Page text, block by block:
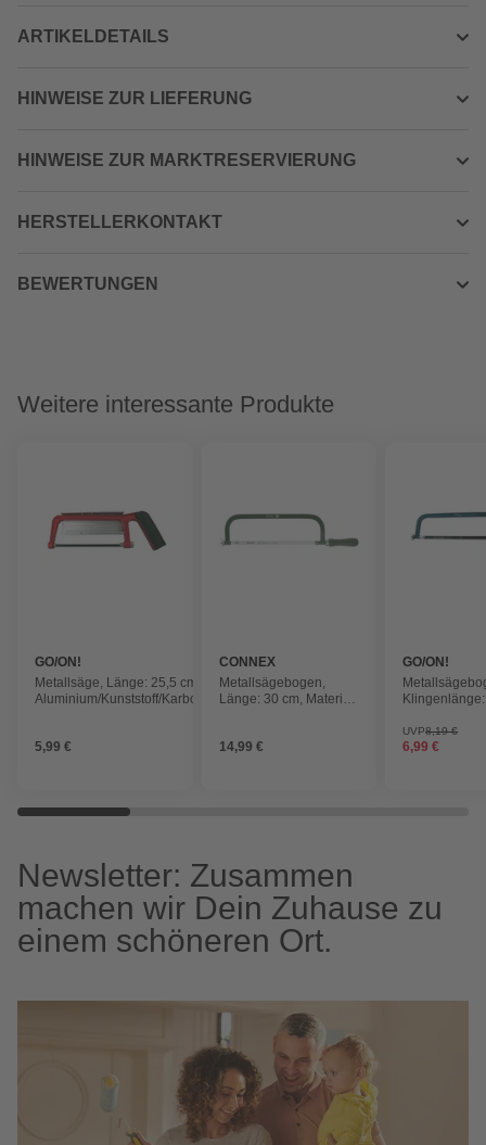
ARTIKELDETAILS
HINWEISE ZUR LIEFERUNG
HINWEISE ZUR MARKTRESERVIERUNG
HERSTELLERKONTAKT
BEWERTUNGEN
Weitere interessante Produkte
GO/ON!
Metallsäge, Länge: 25,5 cm,
Aluminium/Kunststoff/Karbonstahl
5,99 €
CONNEX
Metallsägebogen,
Länge: 30 cm, Material
14,99 €
GO/ON!
Metall, PVC,
UVP8,19 €
6,99 €
Newsletter: Zusammen
machen wir Dein Zuhause zu
einem schöneren Ort.